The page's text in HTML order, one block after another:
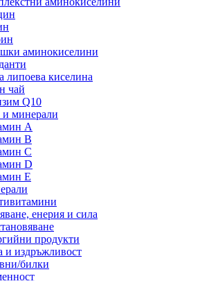
аминокиселини
липоева киселина
чай
Q10
минерали
А
B
C
D
E
енерия и сила
продукти
и издръжливост
билки